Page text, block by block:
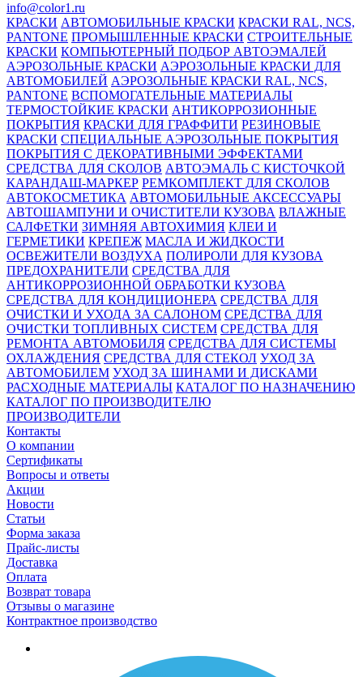
info@color1.ru
КРАСКИ АВТОМОБИЛЬНЫЕ КРАСКИ КРАСКИ RAL, NCS,
PANTONE ПРОМЫШЛЕННЫЕ КРАСКИ СТРОИТЕЛЬНЫЕ
КРАСКИ КОМПЬЮТЕРНЫЙ ПОДБОР АВТОЭМАЛЕЙ
АЭРОЗОЛЬНЫЕ КРАСКИ АЭРОЗОЛЬНЫЕ КРАСКИ ДЛЯ
АВТОМОБИЛЕЙ АЭРОЗОЛЬНЫЕ КРАСКИ RAL, NCS,
PANTONE ВСПОМОГАТЕЛЬНЫЕ МАТЕРИАЛЫ
ТЕРМОСТОЙКИЕ КРАСКИ АНТИКОРРОЗИОННЫЕ
ПОКРЫТИЯ КРАСКИ ДЛЯ ГРАФФИТИ РЕЗИНОВЫЕ
КРАСКИ СПЕЦИАЛЬНЫЕ АЭРОЗОЛЬНЫЕ ПОКРЫТИЯ
ПОКРЫТИЯ С ДЕКОРАТИВНЫМИ ЭФФЕКТАМИ
СРЕДСТВА ДЛЯ СКОЛОВ АВТОЭМАЛЬ С КИСТОЧКОЙ
КАРАНДАШ-МАРКЕР РЕМКОМПЛЕКТ ДЛЯ СКОЛОВ
АВТОКОСМЕТИКА АВТОМОБИЛЬНЫЕ АКСЕССУАРЫ
АВТОШАМПУНИ И ОЧИСТИТЕЛИ КУЗОВА ВЛАЖНЫЕ
САЛФЕТКИ ЗИМНЯЯ АВТОХИМИЯ КЛЕИ И
ГЕРМЕТИКИ КРЕПЕЖ МАСЛА И ЖИДКОСТИ
ОСВЕЖИТЕЛИ ВОЗДУХА ПОЛИРОЛИ ДЛЯ КУЗОВА
ПРЕДОХРАНИТЕЛИ СРЕДСТВА ДЛЯ
АНТИКОРРОЗИОННОЙ ОБРАБОТКИ КУЗОВА
СРЕДСТВА ДЛЯ КОНДИЦИОНЕРА СРЕДСТВА ДЛЯ
ОЧИСТКИ И УХОДА ЗА САЛОНОМ СРЕДСТВА ДЛЯ
ОЧИСТКИ ТОПЛИВНЫХ СИСТЕМ СРЕДСТВА ДЛЯ
РЕМОНТА АВТОМОБИЛЯ СРЕДСТВА ДЛЯ СИСТЕМЫ
ОХЛАЖДЕНИЯ СРЕДСТВА ДЛЯ СТЕКОЛ УХОД ЗА
АВТОМОБИЛЕМ УХОД ЗА ШИНАМИ И ДИСКАМИ
РАСХОДНЫЕ МАТЕРИАЛЫ КАТАЛОГ ПО НАЗНАЧЕНИЮ
КАТАЛОГ ПО ПРОИЗВОДИТЕЛЮ
ПРОИЗВОДИТЕЛИ
Контакты
О компании
Сертификаты
Вопросы и ответы
Акции
Новости
Статьи
Форма заказа
Прайс-листы
Доставка
Оплата
Возврат товара
Отзывы о магазине
Контрактное производство